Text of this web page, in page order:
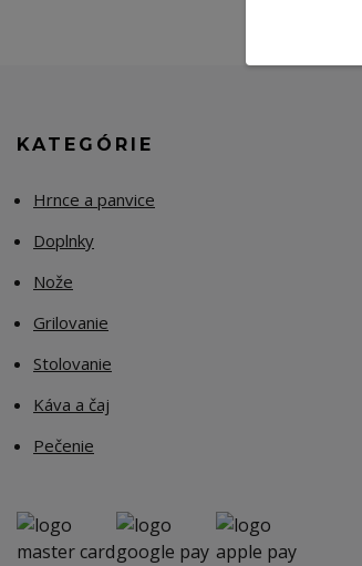
KATEGÓRIE
Hrnce a panvice
Doplnky
Nože
Grilovanie
Stolovanie
Káva a čaj
Pečenie